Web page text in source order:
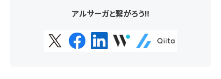
アルサーガと繋がろう!!